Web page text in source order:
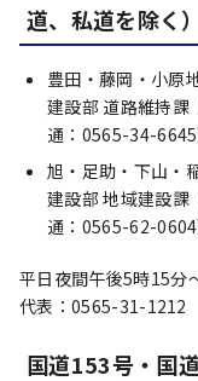
道、私道を除く）
豊田・藤岡・小原
建設部 道路維持課
通：0565-34-6645
旭・足助・下山・
建設部 地域建設課
通：0565-62-0604
平日夜間午後5時15分
代表：0565-31-1212
国道153号・国